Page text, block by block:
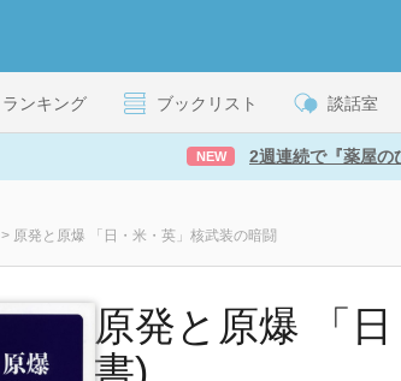
ランキング ブックリスト 談話室
NEW 2週連続で『薬屋の
> 原発と原爆 「日・米・英」核武装の暗闘
原発と原爆 「
書)